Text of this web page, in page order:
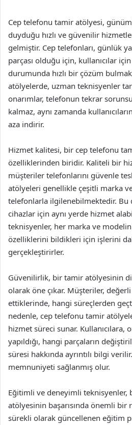
Cep telefonu tamir atölyesi,
duyduğu hızlı ve güvenilir
gelmiştir. Cep telefonları, günlük
parçası olduğu için, kullanıcılar
durumunda hızlı bir çözüm
atölyelerde, uzman teknisyenler
onarımlar, telefonun tekrar
kalmaz, aynı zamanda
aza indirir.
Hizmet kalitesi, bir cep telefonu
özelliklerinden biridir. Kaliteli bir
müşteriler telefonlarını güvenle
atölyeleri genellikle çeşitli marka
telefonlarla ilgilenebilmektedir. Bu
cihazlar için aynı yerde hizmet
teknisyenler, her marka ve
özelliklerini bildikleri için işlerini
gerçekleştirirler.
Güvenilirlik, bir tamir atölyesinin
olarak öne çıkar. Müşteriler, değerli
ettiklerinde, hangi süreçlerden
nedenle, cep telefonu tamir
hizmet süreci sunar. Kullanıcılara,
yapıldığı, hangi parçaların
süresi hakkında ayrıntılı bilgi
memnuniyeti sağlanmış olur.
Eğitimli ve deneyimli teknisyenler,
atölyesinin başarısında önemli bir
sürekli olarak güncellenen eğitim